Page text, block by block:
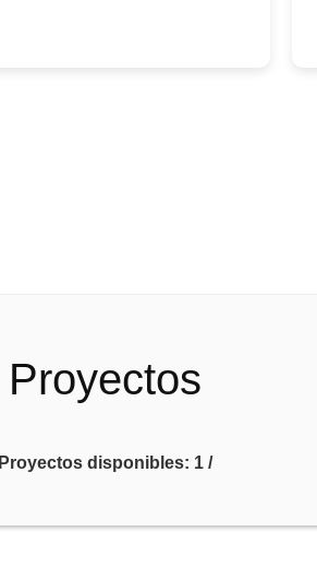
Proyectos
Proyectos disponibles: 1/